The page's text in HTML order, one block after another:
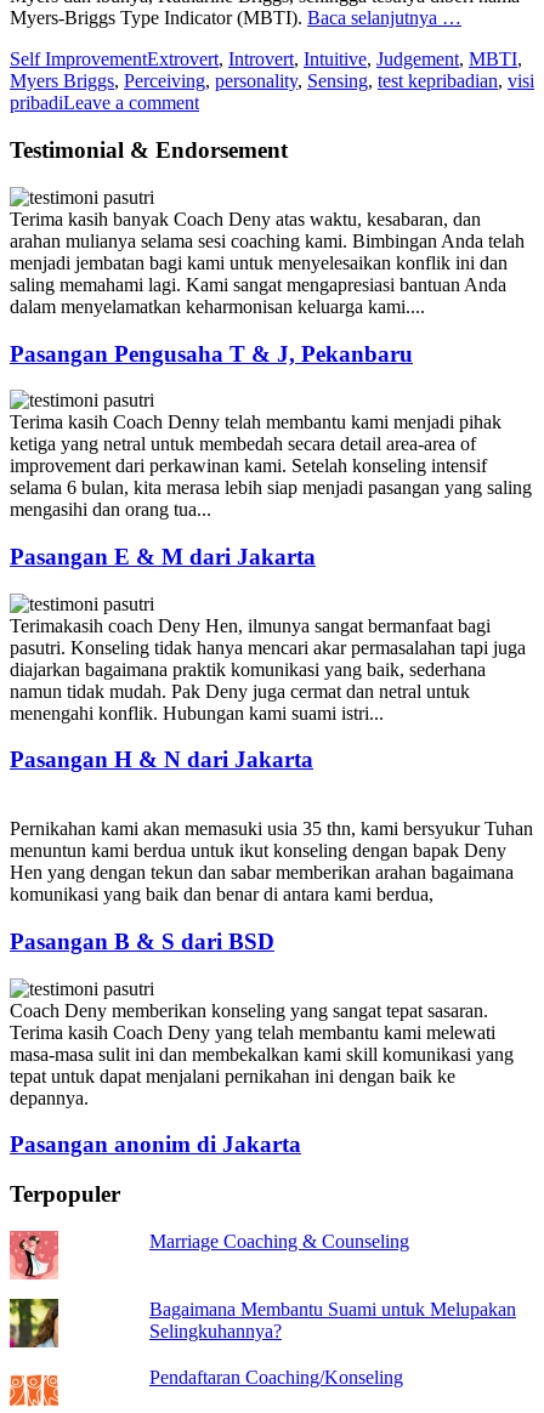
Myers-Briggs Type Indicator (MBTI). Baca selanjutnya …
Self ImprovementExtrovert, Introvert, Intuitive, Judgement, MBTI,
Myers Briggs, Perceiving, personality, Sensing, test kepribadian, visi
pribadiLeave a comment
Testimonial & Endorsement
Terima kasih banyak Coach Deny atas waktu, kesabaran, dan
arahan mulianya selama sesi coaching kami. Bimbingan Anda telah
menjadi jembatan bagi kami untuk menyelesaikan konflik ini dan
saling memahami lagi. Kami sangat mengapresiasi bantuan Anda
dalam menyelamatkan keharmonisan keluarga kami....
Pasangan Pengusaha T & J, Pekanbaru
Terima kasih Coach Denny telah membantu kami menjadi pihak
ketiga yang netral untuk membedah secara detail area-area of
improvement dari perkawinan kami. Setelah konseling intensif
selama 6 bulan, kita merasa lebih siap menjadi pasangan yang saling
mengasihi dan orang tua...
Pasangan E & M dari Jakarta
Terimakasih coach Deny Hen, ilmunya sangat bermanfaat bagi
pasutri. Konseling tidak hanya mencari akar permasalahan tapi juga
diajarkan bagaimana praktik komunikasi yang baik, sederhana
namun tidak mudah. Pak Deny juga cermat dan netral untuk
menengahi konflik. Hubungan kami suami istri...
Pasangan H & N dari Jakarta
Pernikahan kami akan memasuki usia 35 thn, kami bersyukur Tuhan
menuntun kami berdua untuk ikut konseling dengan bapak Deny
Hen yang dengan tekun dan sabar memberikan arahan bagaimana
komunikasi yang baik dan benar di antara kami berdua,
Pasangan B & S dari BSD
Coach Deny memberikan konseling yang sangat tepat sasaran.
Terima kasih Coach Deny yang telah membantu kami melewati
masa-masa sulit ini dan membekalkan kami skill komunikasi yang
tepat untuk dapat menjalani pernikahan ini dengan baik ke
depannya.
Pasangan anonim di Jakarta
Terpopuler
Marriage Coaching & Counseling
Bagaimana Membantu Suami untuk Melupakan
Selingkuhannya?
Pendaftaran Coaching/Konseling